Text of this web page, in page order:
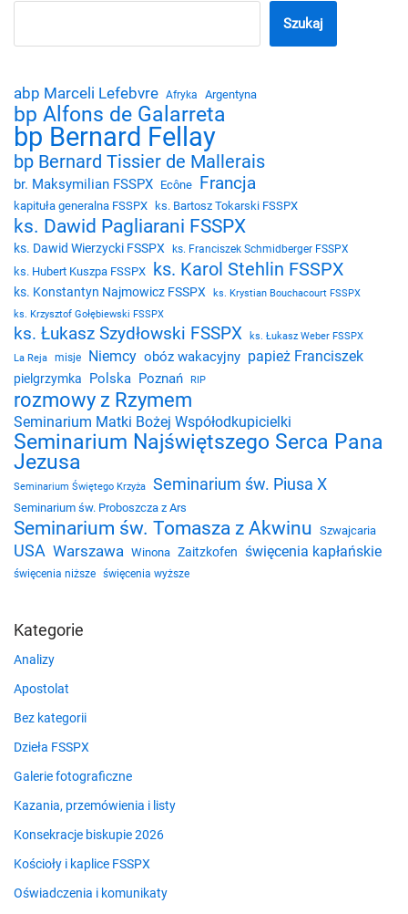
Szukaj
abp Marceli Lefebvre Afryka Argentyna
bp Alfons de Galarreta
bp Bernard Fellay
bp Bernard Tissier de Mallerais
br. Maksymilian FSSPX Ecône Francja
kapituła generalna FSSPX ks. Bartosz Tokarski FSSPX
ks. Dawid Pagliarani FSSPX
ks. Dawid Wierzycki FSSPX ks. Franciszek Schmidberger FSSPX
ks. Hubert Kuszpa FSSPX ks. Karol Stehlin FSSPX
ks. Konstantyn Najmowicz FSSPX
ks. Krystian Bouchacourt FSSPX
ks. Krzysztof Gołębiewski FSSPX
ks. Łukasz Szydłowski FSSPX
ks. Łukasz Weber FSSPX
La Reja
misje Niemcy obóz wakacyjny papież Franciszek
pielgrzymka Polska Poznań RIP
rozmowy z Rzymem
Seminarium Matki Bożej Współodkupicielki
Seminarium Najświętszego Serca Pana
Jezusa
Seminarium Świętego Krzyża Seminarium św. Piusa X
Seminarium św. Proboszcza z Ars
Seminarium św. Tomasza z Akwinu Szwajcaria
USA Warszawa Winona Zaitzkofen święcenia kapłańskie
święcenia niższe święcenia wyższe
Kategorie
Analizy
Apostolat
Bez kategorii
Dzieła FSSPX
Galerie fotograficzne
Kazania, przemówienia i listy
Konsekracje biskupie 2026
Kościoły i kaplice FSSPX
Oświadczenia i komunikaty